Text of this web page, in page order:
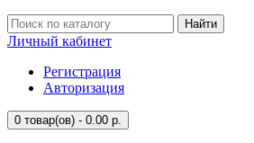
Найти
Личный кабинет
Регистрация
Авторизация
0 товар(ов) - 0.00 р.